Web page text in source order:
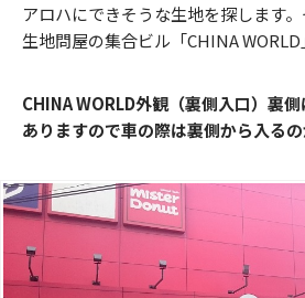
アロハにできそうな生地を探します
生地問屋の集合ビル「CHINA WORLD
CHINA WORLD外観（裏側入口）裏
ありますので車の際は裏側から入るの